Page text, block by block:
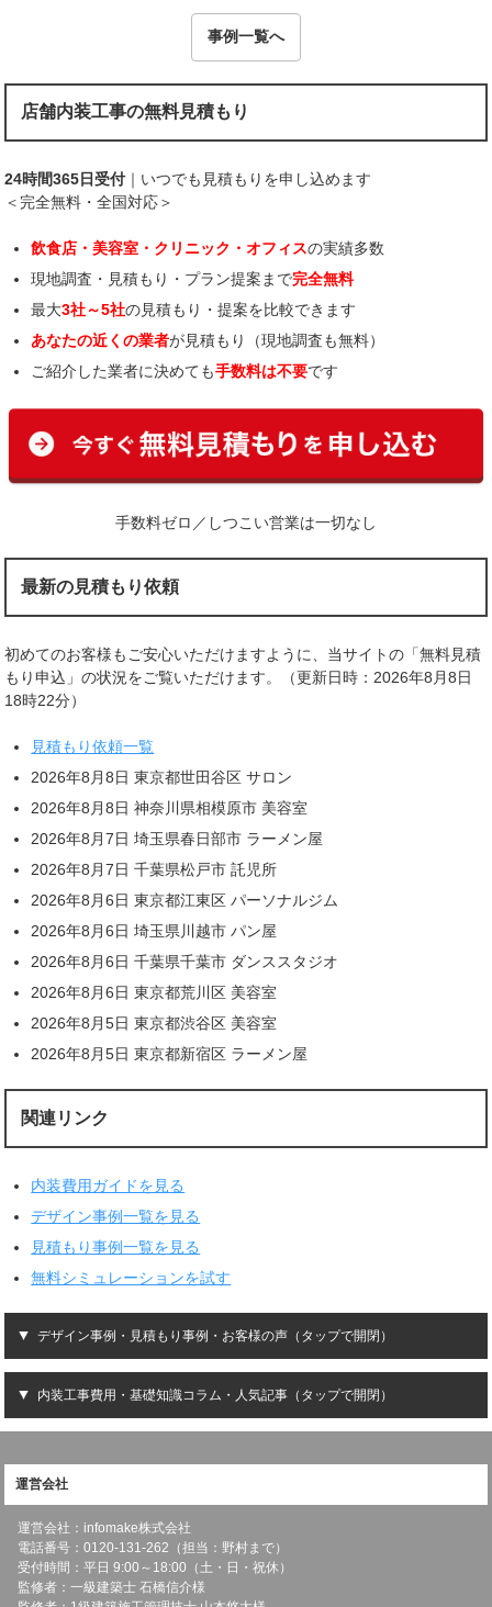
事例一覧へ
店舗内装工事の無料見積もり
24時間365日受付 ｜いつでも見積もりを申し込めます
＜完全無料・全国対応＞
飲食店・美容室・クリニック・オフィスの実績多数
現地調査・見積もり・プラン提案まで完全無料
最大3社～5社の見積もり・提案を比較できます
あなたの近くの業者が見積もり（現地調査も無料）
ご紹介した業者に決めても手数料は不要です
手数料ゼロ／しつこい営業は一切なし
最新の見積もり依頼
初めてのお客様もご安心いただけますように、当サイトの「無料見積
もり申込」の状況をご覧いただけます。（更新日時：2026年8月8日
18時22分）
見積もり依頼一覧
2026年8月8日 東京都世田谷区 サロン
2026年8月8日 神奈川県相模原市 美容室
2026年8月7日 埼玉県春日部市 ラーメン屋
2026年8月7日 千葉県松戸市 託児所
2026年8月6日 東京都江東区 パーソナルジム
2026年8月6日 埼玉県川越市 パン屋
2026年8月6日 千葉県千葉市 ダンススタジオ
2026年8月6日 東京都荒川区 美容室
2026年8月5日 東京都渋谷区 美容室
2026年8月5日 東京都新宿区 ラーメン屋
関連リンク
内装費用ガイドを見る
デザイン事例一覧を見る
見積もり事例一覧を見る
無料シミュレーションを試す
デザイン事例・見積もり事例・お客様の声（タップで開閉）
内装工事費用・基礎知識コラム・人気記事（タップで開閉）
運営会社
運営会社：infomake株式会社
電話番号：0120-131-262（担当：野村まで）
受付時間：平日 9:00～18:00（土・日・祝休）
監修者：一級建築士 石橋信介様